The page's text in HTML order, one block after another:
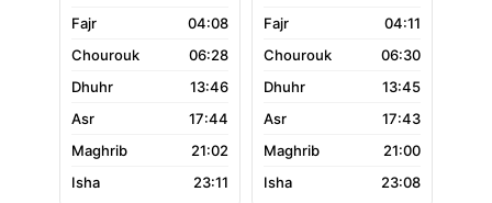
04:08
06:28
13:46
17:44
21:02
23:11
04:11
06:30
13:45
17:43
21:00
23:08